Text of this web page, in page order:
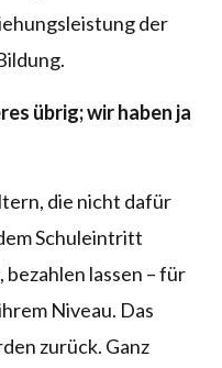
der
übrig; wir haben ja
die nicht dafür
Schuleintritt
lassen – für
Niveau. Das
zurück. Ganz